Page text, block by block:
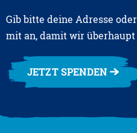
Gib bitte deine Adresse
mit an, damit wir überhaupt
JETZT SPENDEN